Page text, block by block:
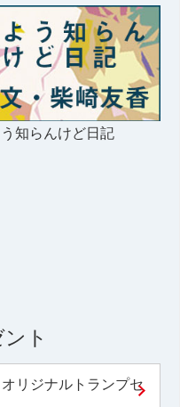
知らんけど日記
ト
リジナルトランプセ